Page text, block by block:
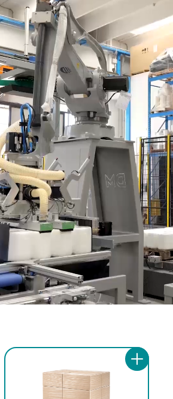
être équipée de ventouses,
à palettiser. Le palettiseur est
moteurs sans balais
requis.